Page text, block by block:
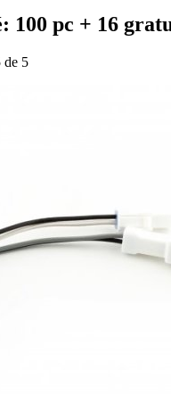
100 pc + 16
de 5